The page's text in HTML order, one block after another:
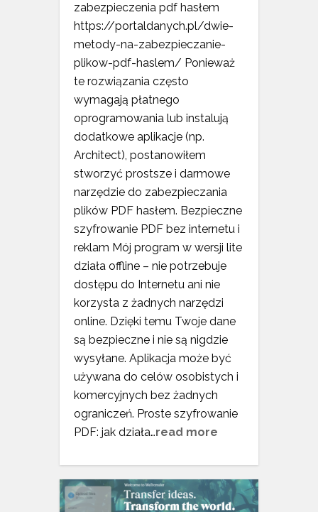
zabezpieczenia pdf hasłem
https://portaldanych.pl/dwie-
metody-na-zabezpieczanie-
plikow-pdf-haslem/ Ponieważ
te rozwiązania często
wymagają płatnego
oprogramowania lub instalują
dodatkowe aplikacje (np.
Architect), postanowiłem
stworzyć prostsze i darmowe
narzędzie do zabezpieczania
plików PDF hasłem. Bezpieczne
szyfrowanie PDF bez internetu i
reklam Mój program w wersji lite
działa offline – nie potrzebuje
dostępu do Internetu ani nie
korzysta z żadnych narzędzi
online. Dzięki temu Twoje dane
są bezpieczne i nie są nigdzie
wysyłane. Aplikacja może być
używana do celów osobistych i
komercyjnych bez żadnych
ograniczeń. Proste szyfrowanie
PDF: jak działa…read more